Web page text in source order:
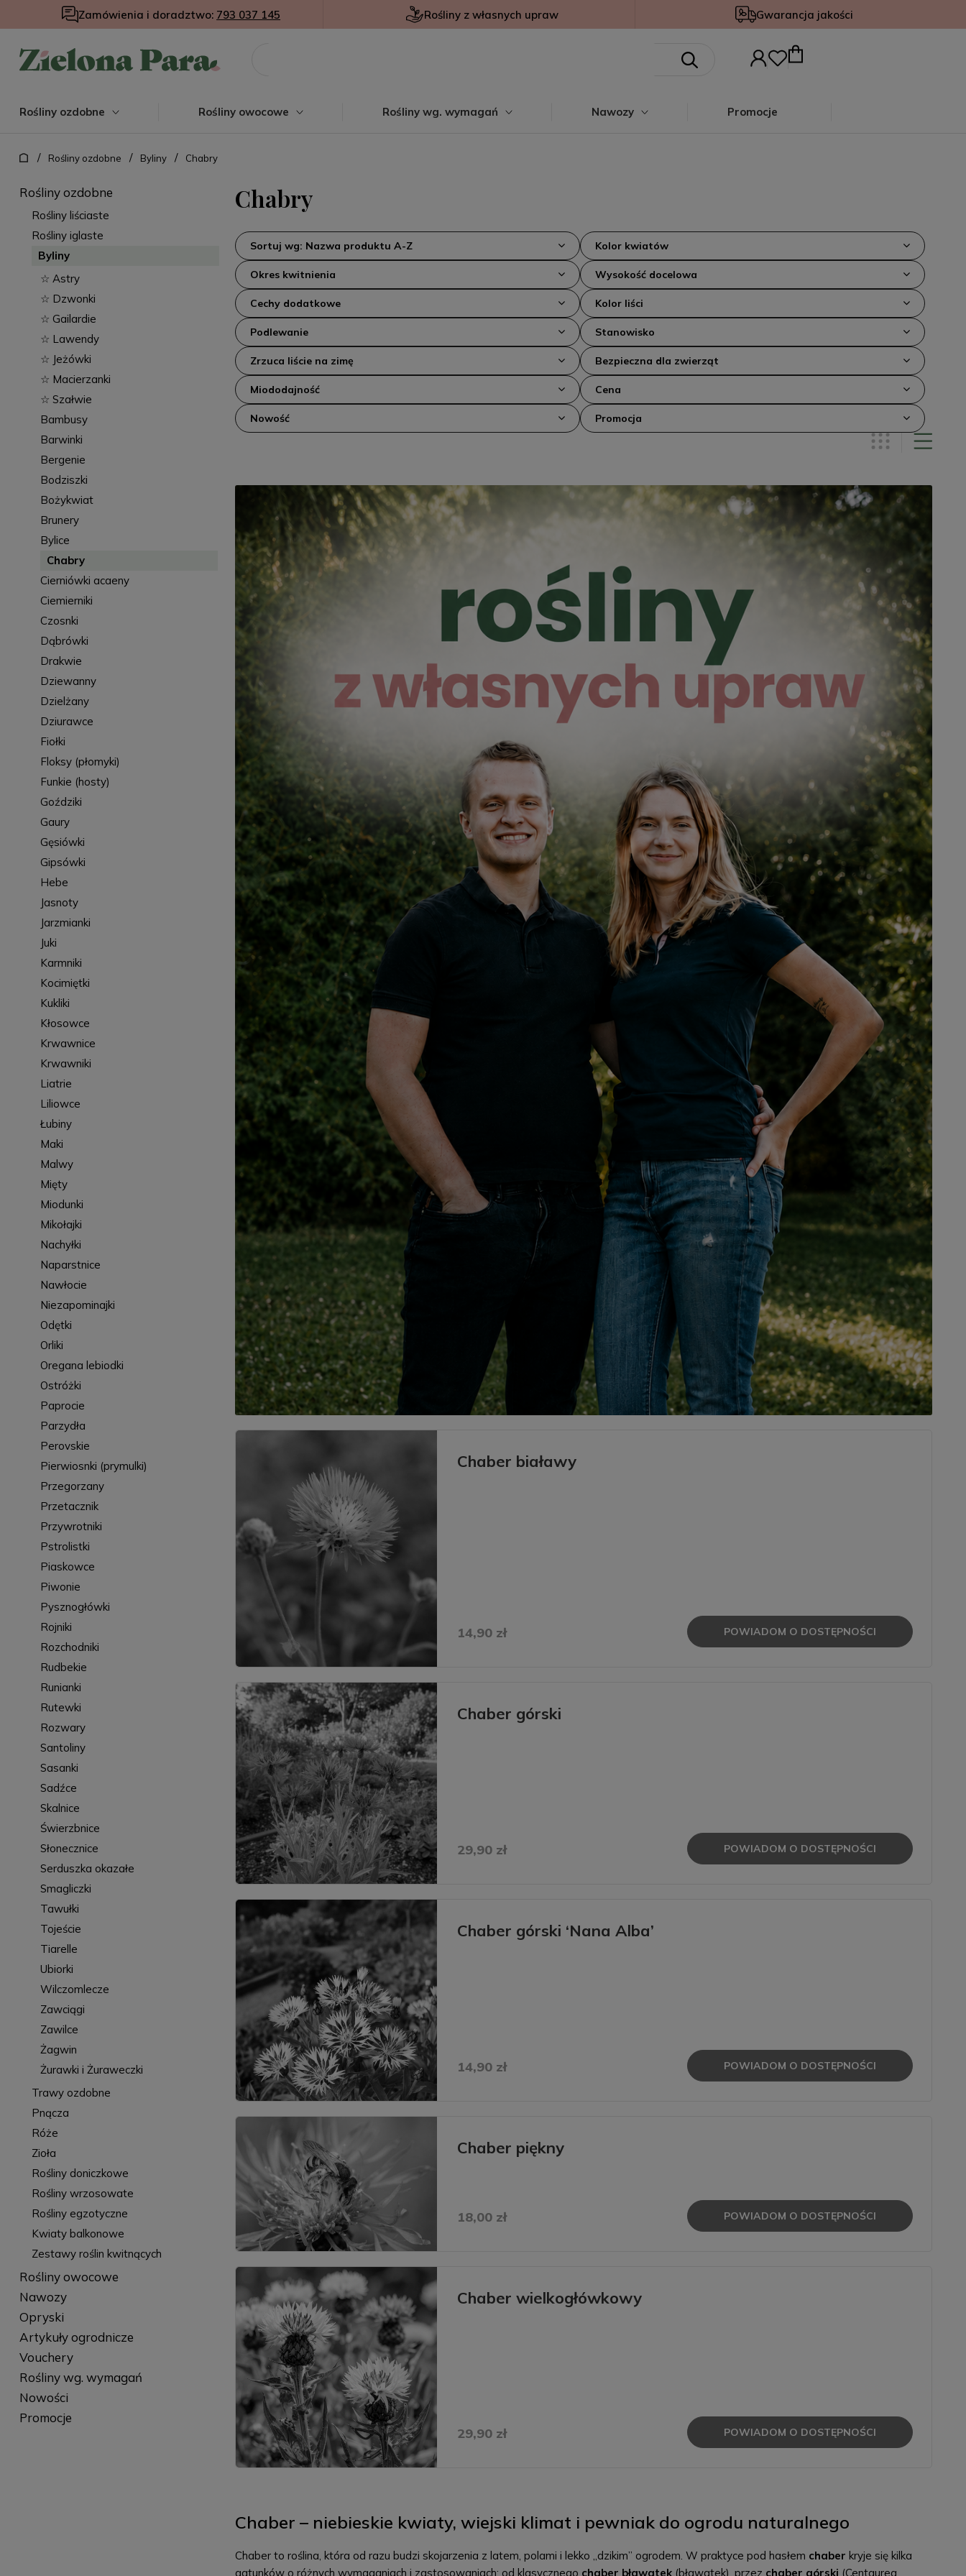
Zamówienia i doradztwo: 793 037 145 Rośliny z własnych upraw Gwarancja jakości
Rośliny ozdobne Rośliny owocowe Rośliny wg. wymagań Nawozy Promocje
/ Rośliny ozdobne / Byliny / Chabry
Rośliny ozdobne
Rośliny liściaste
Rośliny iglaste
Byliny
☆ Astry
☆ Dzwonki
☆ Gailardie
☆ Lawendy
☆ Jeżówki
☆ Macierzanki
☆ Szałwie
Bambusy
Barwinki
Bergenie
Bodziszki
Bożykwiat
Brunery
Bylice
Chabry
Cierniówki acaeny
Ciemierniki
Czosnki
Dąbrówki
Drakwie
Dziewanny
Dzielżany
Dziurawce
Fiołki
Floksy (płomyki)
Funkie (hosty)
Goździki
Gaury
Gęsiówki
Gipsówki
Hebe
Jasnoty
Jarzmianki
Juki
Karmniki
Kocimiętki
Kukliki
Kłosowce
Krwawnice
Krwawniki
Liatrie
Liliowce
Łubiny
Maki
Malwy
Mięty
Miodunki
Mikołajki
Nachyłki
Naparstnice
Nawłocie
Niezapominajki
Odętki
Orliki
Oregana lebiodki
Ostróżki
Paprocie
Parzydła
Perovskie
Pierwiosnki (prymulki)
Przegorzany
Przetacznik
Przywrotniki
Pstrolistki
Piaskowce
Piwonie
Pysznogłówki
Rojniki
Rozchodniki
Rudbekie
Runianki
Rutewki
Rozwary
Santoliny
Sasanki
Sadźce
Skalnice
Świerzbnice
Słonecznice
Serduszka okazałe
Smagliczki
Tawułki
Tojeście
Tiarelle
Ubiorki
Wilczomlecze
Zawciągi
Zawilce
Żagwin
Żurawki i Żuraweczki
Trawy ozdobne
Pnącza
Róże
Zioła
Rośliny doniczkowe
Rośliny wrzosowate
Rośliny egzotyczne
Kwiaty balkonowe
Zestawy roślin kwitnących
Rośliny owocowe
Nawozy
Opryski
Artykuły ogrodnicze
Vouchery
Rośliny wg. wymagań
Nowości
Promocje
Chabry
Sortuj wg: Nazwa produktu A-Z Kolor kwiatów
Okres kwitnienia Wysokość docelowa
Cechy dodatkowe Kolor liści
Podlewanie Stanowisko
Zrzuca liście na zimę Bezpieczna dla zwierząt
Miododajność Cena
Nowość Promocja
Chaber białawy
14,90 zł POWIADOM O DOSTĘPNOŚCI
Chaber górski
29,90 zł POWIADOM O DOSTĘPNOŚCI
Chaber górski ‘Nana Alba’
14,90 zł POWIADOM O DOSTĘPNOŚCI
Chaber piękny
18,00 zł POWIADOM O DOSTĘPNOŚCI
Chaber wielkogłówkowy
29,90 zł POWIADOM O DOSTĘPNOŚCI
Chaber – niebieskie kwiaty, wiejski klimat i pewniak do ogrodu naturalnego
Chaber to roślina, która od razu budzi skojarzenia z latem, polami i lekko „dzikim” ogrodem. W praktyce pod hasłem chaber kryje się kilka
gatunków o różnych wymaganiach i zastosowaniach: od klasycznego chaber bławatek(bławatek), przez chaber górski (Centaurea